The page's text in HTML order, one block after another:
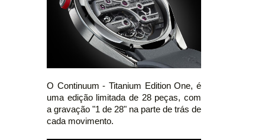
O Continuum - Titanium Edition One, é
uma edição limitada de 28 peças, com
a gravação "1 de 28" na parte de trás de
cada movimento.